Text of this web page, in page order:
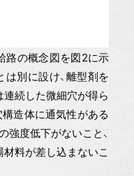
路の概念図を図2に示
別に設け、離型剤を
続した微細穴が得ら
造体に通気性がある
強度低下がないこと、
料が差し込まないこ